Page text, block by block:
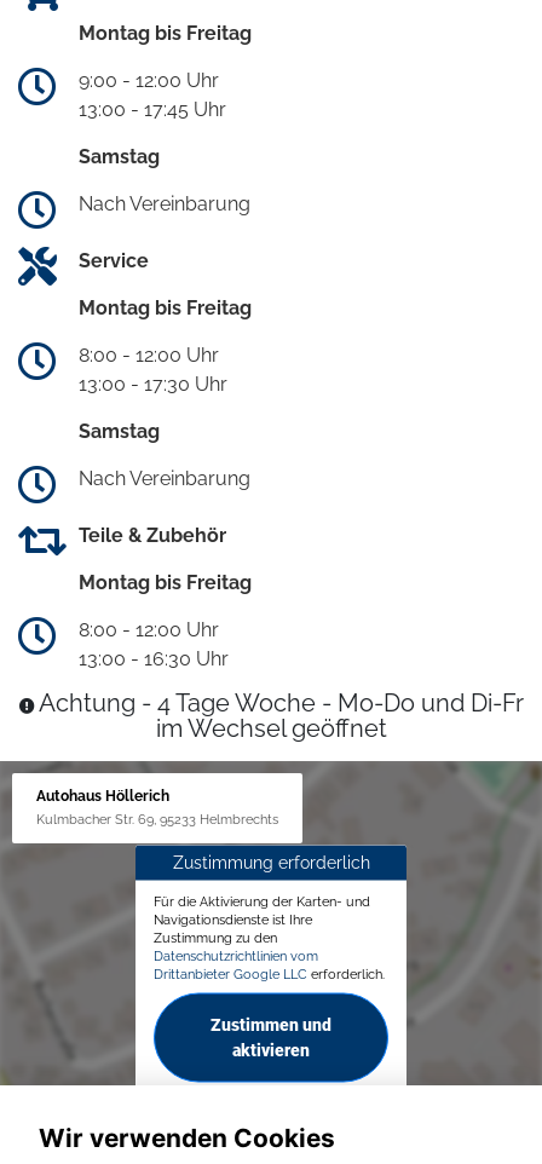
Montag bis Freitag
9:00 - 12:00 Uhr
13:00 - 17:45 Uhr
Samstag
Nach Vereinbarung
Service
Montag bis Freitag
8:00 - 12:00 Uhr
13:00 - 17:30 Uhr
Samstag
Nach Vereinbarung
Teile & Zubehör
Montag bis Freitag
8:00 - 12:00 Uhr
13:00 - 16:30 Uhr
Achtung - 4 Tage Woche - Mo-Do und Di-Fr
im Wechsel geöffnet
Autohaus Höllerich
Kulmbacher Str. 69, 95233 Helmbrechts
Zustimmung erforderlich
Für die Aktivierung der Karten- und
Navigationsdienste ist Ihre
Zustimmung zu den
Datenschutzrichtlinien vom
Drittanbieter Google LLC erforderlich.
Zustimmen und
aktivieren
Wir verwenden Cookies